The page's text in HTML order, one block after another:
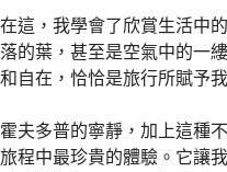
在這，我學會了欣賞生活中
落的葉，甚至是空氣中的一
和自在，恰恰是旅行所賦予
霍夫多普的寧靜，加上這種
旅程中最珍貴的體驗。它讓